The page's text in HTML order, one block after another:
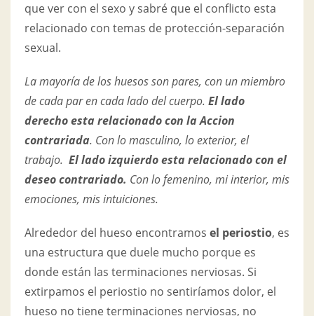
que ver con el sexo y sabré que el conflicto esta
relacionado con temas de protección-separación
sexual.
La mayoría de los huesos son pares, con un miembro
de cada par en cada lado del cuerpo. El lado
derecho esta relacionado con la Accion
contrariada. Con lo masculino, lo exterior, el
trabajo. El lado izquierdo esta relacionado con el
deseo contrariado. Con lo femenino, mi interior, mis
emociones, mis intuiciones.
Alrededor del hueso encontramos el periostio, es
una estructura que duele mucho porque es
donde están las terminaciones nerviosas. Si
extirpamos el periostio no sentiríamos dolor, el
hueso no tiene terminaciones nerviosas, no